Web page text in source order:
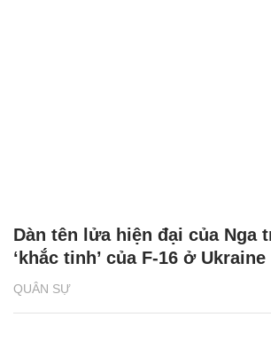
QUÂN SỰ
Dàn tên lửa hiện đại của Nga
‘khắc tinh’ của F-16 ở Ukraine